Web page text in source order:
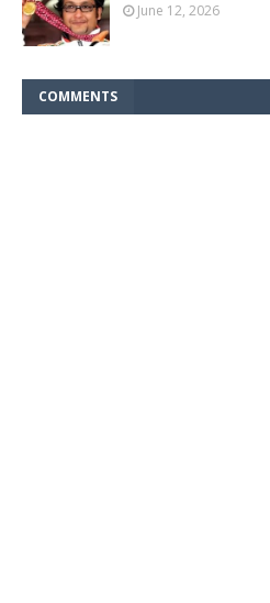
June 12, 2026
COMMENTS